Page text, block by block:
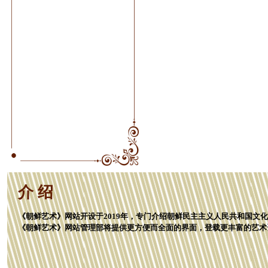
介 绍
《朝鲜艺术》网站开设于2019年，专门介绍朝鲜民主主义人民共和国文
《朝鲜艺术》网站管理部将提供更方便而全面的界面，登载更丰富的艺